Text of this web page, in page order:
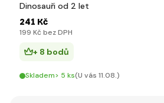
Dinosauři od 2 let
241 Kč
199 Kč bez DPH
+ 8 bodů
Skladem> 5 ks(U vás 11.08.)